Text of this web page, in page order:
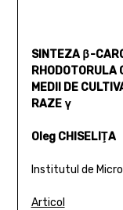
SINTEZA β-
RHODOTORULA
MEDII DE
RAZE γ
Oleg CHISELIŢA
Institutul de
Articol